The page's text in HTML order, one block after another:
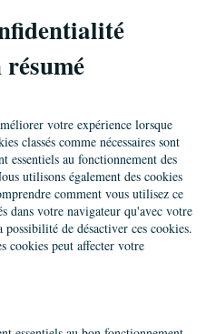
votre expérience lorsque
classés comme nécessaires sont
essentiels au fonctionnement des
utilisons également des cookies
comment vous utilisez ce
dans votre navigateur qu'avec votre
de désactiver ces cookies.
cookies peut affecter votre